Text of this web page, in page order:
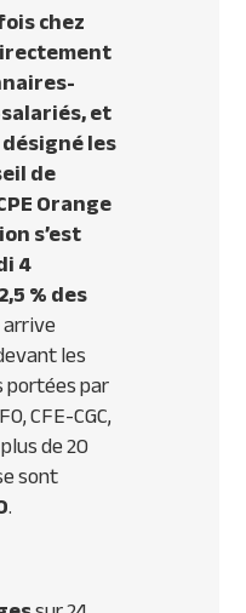
chez
et
les
de
Orange
s’est
4
% des
les
par
CFE-CGC,
de 20
sont
.